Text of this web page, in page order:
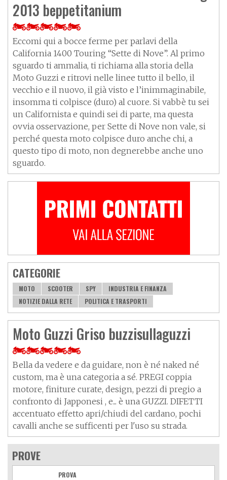
2013 beppetitanium
Eccomi qui a bocce ferme per parlavi della
California 1400 Touring “Sette di Nove”. Al primo
sguardo ti ammalia, ti richiama alla storia della
Moto Guzzi e ritrovi nelle linee tutto il bello, il
vecchio e il nuovo, il già visto e l’inimmaginabile,
insomma ti colpisce (duro) al cuore. Si vabbè tu sei
un Californista e quindi sei di parte, ma questa
ovvia osservazione, per Sette di Nove non vale, si
perché questa moto colpisce duro anche chi, a
questo tipo di moto, non degnerebbe anche uno
sguardo.
CATEGORIE
MOTO SCOOTER SPY
INDUSTRIA E FINANZA
NOTIZIE DALLA RETE
POLITICA E TRASPORTI
Moto Guzzi Griso buzzisullaguzzi
Bella da vedere e da guidare, non è né naked né
custom, ma è una categoria a sé. PREGI coppia
motore, finiture curate, design, pezzi di pregio a
confronto di Japponesi , e... è una GUZZI. DIFETTI
accentuato effetto apri/chiudi del cardano, pochi
cavalli anche se sufficenti per l'uso su strada.
PROVE
PROVA